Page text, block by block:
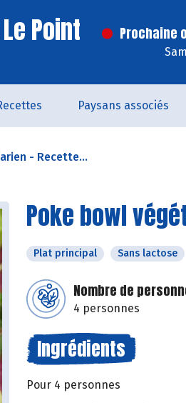
Point Prochaine
Paysans associés
- Recette...
Poke bowl
Plat principal Sans lactose
Nombre de
4 personnes
Ingrédients
Pour 4 personnes